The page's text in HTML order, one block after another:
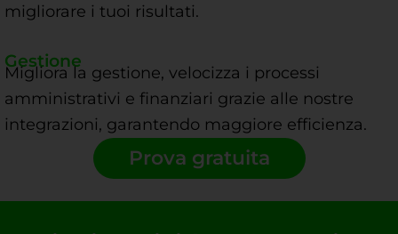
migliorare i tuoi risultati.
Gestione
Migliora la gestione, velocizza i processi
amministrativi e finanziari grazie alle nostre
integrazioni, garantendo maggiore efficienza.
Prova gratuita